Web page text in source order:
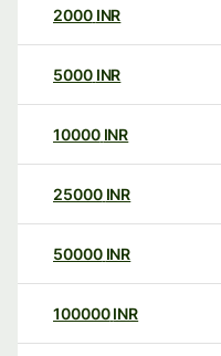
2000 INR
5000 INR
10000 INR
25000 INR
50000 INR
100000 INR